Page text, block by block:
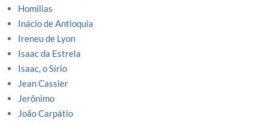
Homilias
Inácio de Antioquia
Ireneu de Lyon
Isaac da Estrela
Isaac, o Sírio
Jean Cassier
Jerônimo
João Carpátio